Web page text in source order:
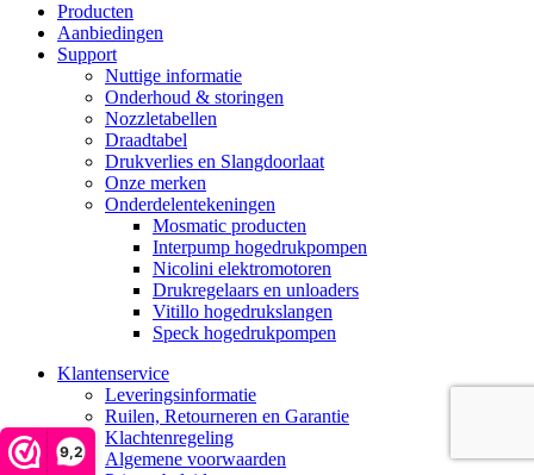
9,2
Producten
Aanbiedingen
Support
Nuttige informatie
Onderhoud & storingen
Nozzletabellen
Draadtabel
Drukverlies en Slangdoorlaat
Onze merken
Onderdelentekeningen
Mosmatic producten
Interpump hogedrukpompen
Nicolini elektromotoren
Drukregelaars en unloaders
Vitillo hogedrukslangen
Speck hogedrukpompen
Klantenservice
Leveringsinformatie
Ruilen, Retourneren en Garantie
Klachtenregeling
Algemene voorwaarden